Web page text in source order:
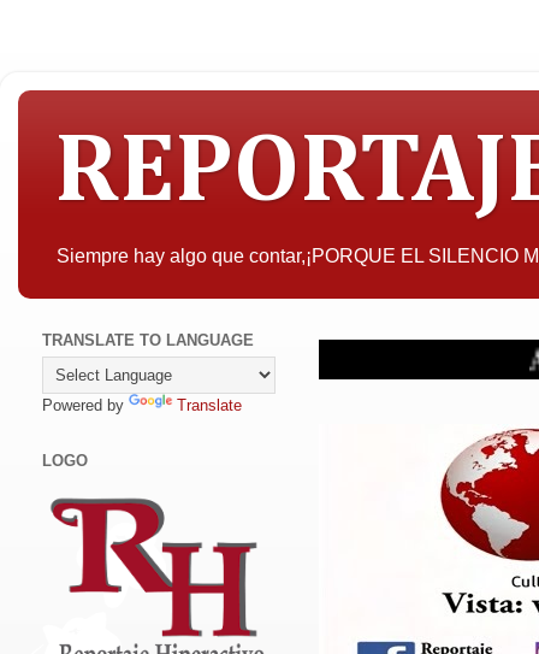
Siempre hay algo que contar,¡PORQUE EL SILENCIO
A quien
TRANSLATE TO LANGUAGE
Powered by Translate
LOGO